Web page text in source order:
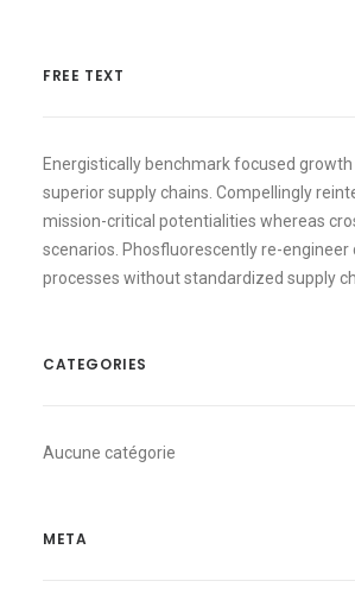
FREE TEXT
Energistically benchmark focused
superior supply chains. Compellingly
mission-critical potentialities whereas
scenarios. Phosfluorescently re-engineer
processes without standardized supply
CATEGORIES
Aucune catégorie
META